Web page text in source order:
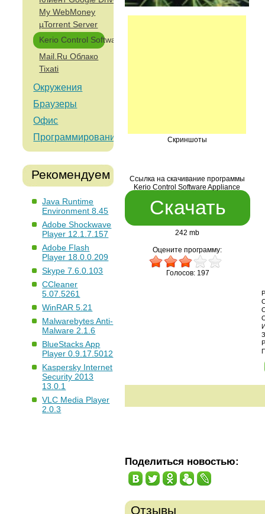
My WebMoney
µTorrent Server
Kerio Control Software Appliance
Mail.Ru Облако
Tixati
Окружения
Браузеры
Офис
Программирование
Рекомендуем
Java Runtime
Environment 8.45
Adobe Shockwave
Player 12.1.7.157
Adobe Flash
Player 18.0.0.209
Skype 7.6.0.103
CCleaner
5.07.5261
WinRAR 5.21
Malwarebytes Anti-
Malware 2.1.6
BlueStacks App
Player 0.9.17.5012
Kaspersky Internet
Security 2013
13.0.1
VLC Media Player
2.0.3
Скриншоты
Ссылка на скачивание программы
Kerio Control Software Appliance
Скачать
242 mb
Оцените программу:
Голосов: 197
Поделиться новостью:
Отзывы